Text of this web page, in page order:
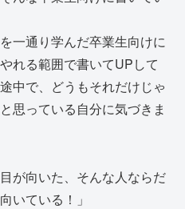
一通り学んだ卒業生向けに
れる範囲で書いてUPして
中で、どうもそれだけじゃ
思っている自分に気づきま
が向いた、そんな人ならだ
いている！」